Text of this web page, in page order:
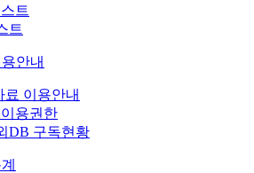
트
트
안내
이용안내
용권한
DB 구독현황